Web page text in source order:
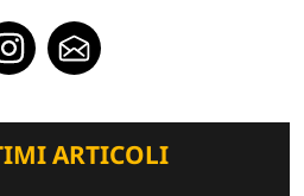
ARTICOLI